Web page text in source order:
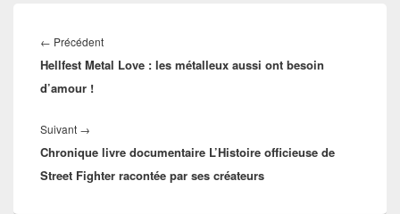
de
l’article
← PrécédentArticle
précédent :
Hellfest Metal Love : les métalleux aussi ont besoin
d’amour !
Suivant →
suivant :
Chronique livre documentaire L’Histoire officieuse de
Street Fighter racontée par ses créateurs